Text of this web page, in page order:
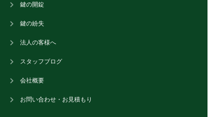
鍵の開錠
鍵の紛失
法人の客様へ
スタッフブログ
会社概要
お問い合わせ・お見積もり